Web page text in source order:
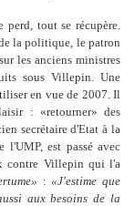
perd, tout se récupère.
la politique, le patron
les anciens ministres
sous Villepin. Une
en vue de 2007. Il
: «retourner» des
secrétaire d'Etat à la
l'UMP, est passé avec
contre Villepin qui l'a
:«J'estime que
aux besoins de la